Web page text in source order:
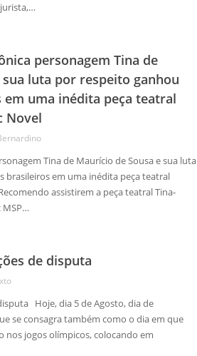
personagem Tina de
luta por respeito ganhou
uma inédita peça teatral
Novel
Tina de Maurício de Sousa e sua luta
brasileiros em uma inédita peça teatral
assistirem a peça teatral Tina-
MSP…
de disputa
Hoje, dia 5 de Agosto, dia de
se consagra também como o dia em que
nos jogos olímpicos, colocando em